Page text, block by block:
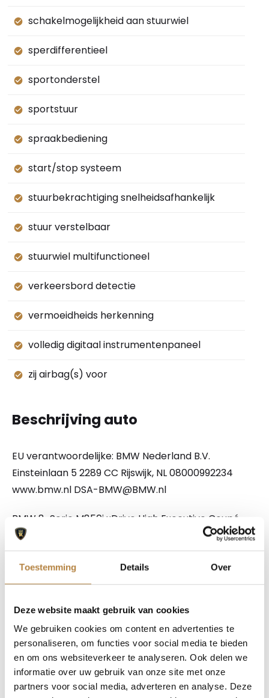
Toestemming Details Over
Deze website maakt gebruik van cookies
We gebruiken cookies om content en advertenties te
personaliseren, om functies voor social media te bieden
en om ons websiteverkeer te analyseren. Ook delen we
informatie over uw gebruik van onze site met onze
partners voor social media, adverteren en analyse. Deze
schakelmogelijkheid aan stuurwiel
sperdifferentieel
sportonderstel
sportstuur
spraakbediening
start/stop systeem
stuurbekrachtiging snelheidsafhankelijk
stuur verstelbaar
stuurwiel multifunctioneel
verkeersbord detectie
vermoeidheids herkenning
volledig digitaal instrumentenpaneel
zij airbag(s) voor
Beschrijving auto
EU verantwoordelijke: BMW Nederland B.V.
Einsteinlaan 5 2289 CC Rijswijk, NL 08000992234
www.bmw.nl DSA-BMW@BMW.nl
BMW 8-Serie M850i xDrive High Executive Coupé
Vraagprijs € 56.900
Kenteken ZG-534-H
Marge auto
Kilometerstand 118.708 km
Kleur Blauw metallic
Vermogen 530 pk
Trekgewicht geremd 1.800 kg
—-